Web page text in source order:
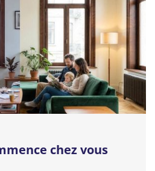
chez vous